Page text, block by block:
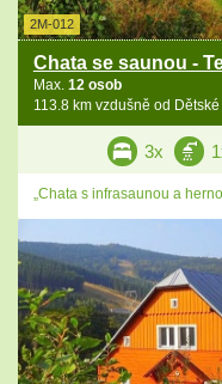
2M-012
Chata se saunou -
Max. 12 osob
113.8 km vzdušně od
3x
„Chata s infrasaunou a